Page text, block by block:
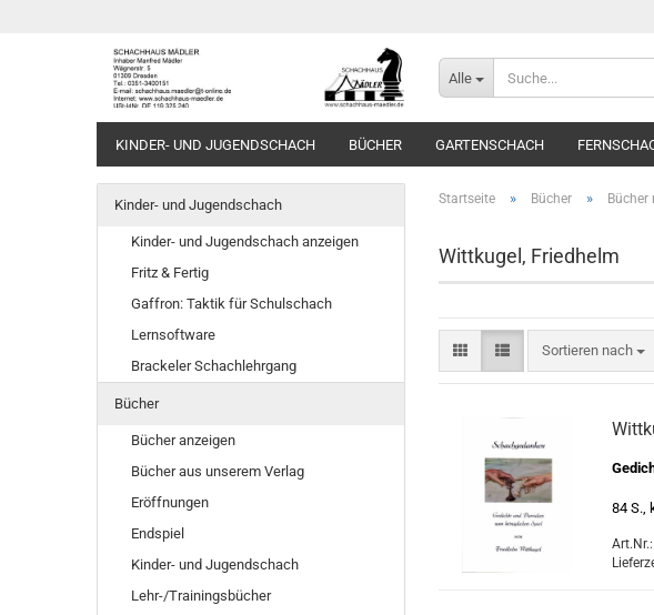
Alle
KINDER- UND JUGENDSCHACH BÜCHER GARTENSCHACH
Startseite » Bücher »
Wittkugel, Friedhelm
Sortieren nach
Sortieren nach
84 S.,
Kinder- und Jugendschach
Kinder- und Jugendschach anzeigen
Fritz & Fertig
Gaffron: Taktik für Schulschach
Lernsoftware
Brackeler Schachlehrgang
Bücher
Bücher anzeigen
Bücher aus unserem Verlag
Eröffnungen
Endspiel
Kinder- und Jugendschach
Lehr-/Trainingsbücher